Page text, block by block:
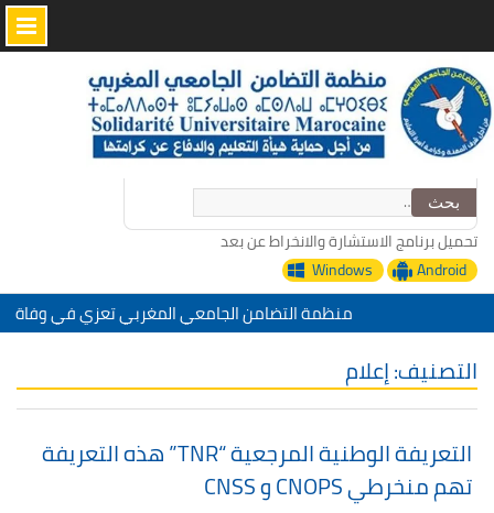
Skip
to
content
البحث
عن:
تحميل برنامج الاستشارة والانخراط عن بعد
Android
Windows
منظمة التضامن الجامعي المغربي تعزي في وفاة
الأخ عمر الجابري مدير دار النشر المغربية
“التدبير الرقمي للإدارة التربية خدمات منظمة
التضامن الجامعي المغربي”
تحت شعار: المدرسة المغربية والمشروع المجتمعي
الأولى: المدرسة المغربية بين جمال النصوص وقسوة
الميدان – اليوم 24
التصنيف:إعلام
التعريفة الوطنية المرجعية “TNR” هذه التعريفة
تهم منخرطي CNOPS و CNSS